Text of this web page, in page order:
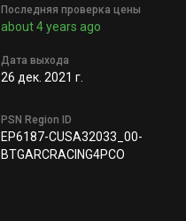
Последняя проверка цены
about 4 years ago
Дата выхода
26 дек. 2021 г.
PSN Region ID
EP6187-CUSA32033_00-
BTGARCRACING4PCO